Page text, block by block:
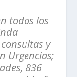
todos los
y
Urgencias;
836